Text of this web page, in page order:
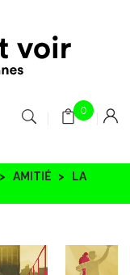
0
AMITIÉ
LA